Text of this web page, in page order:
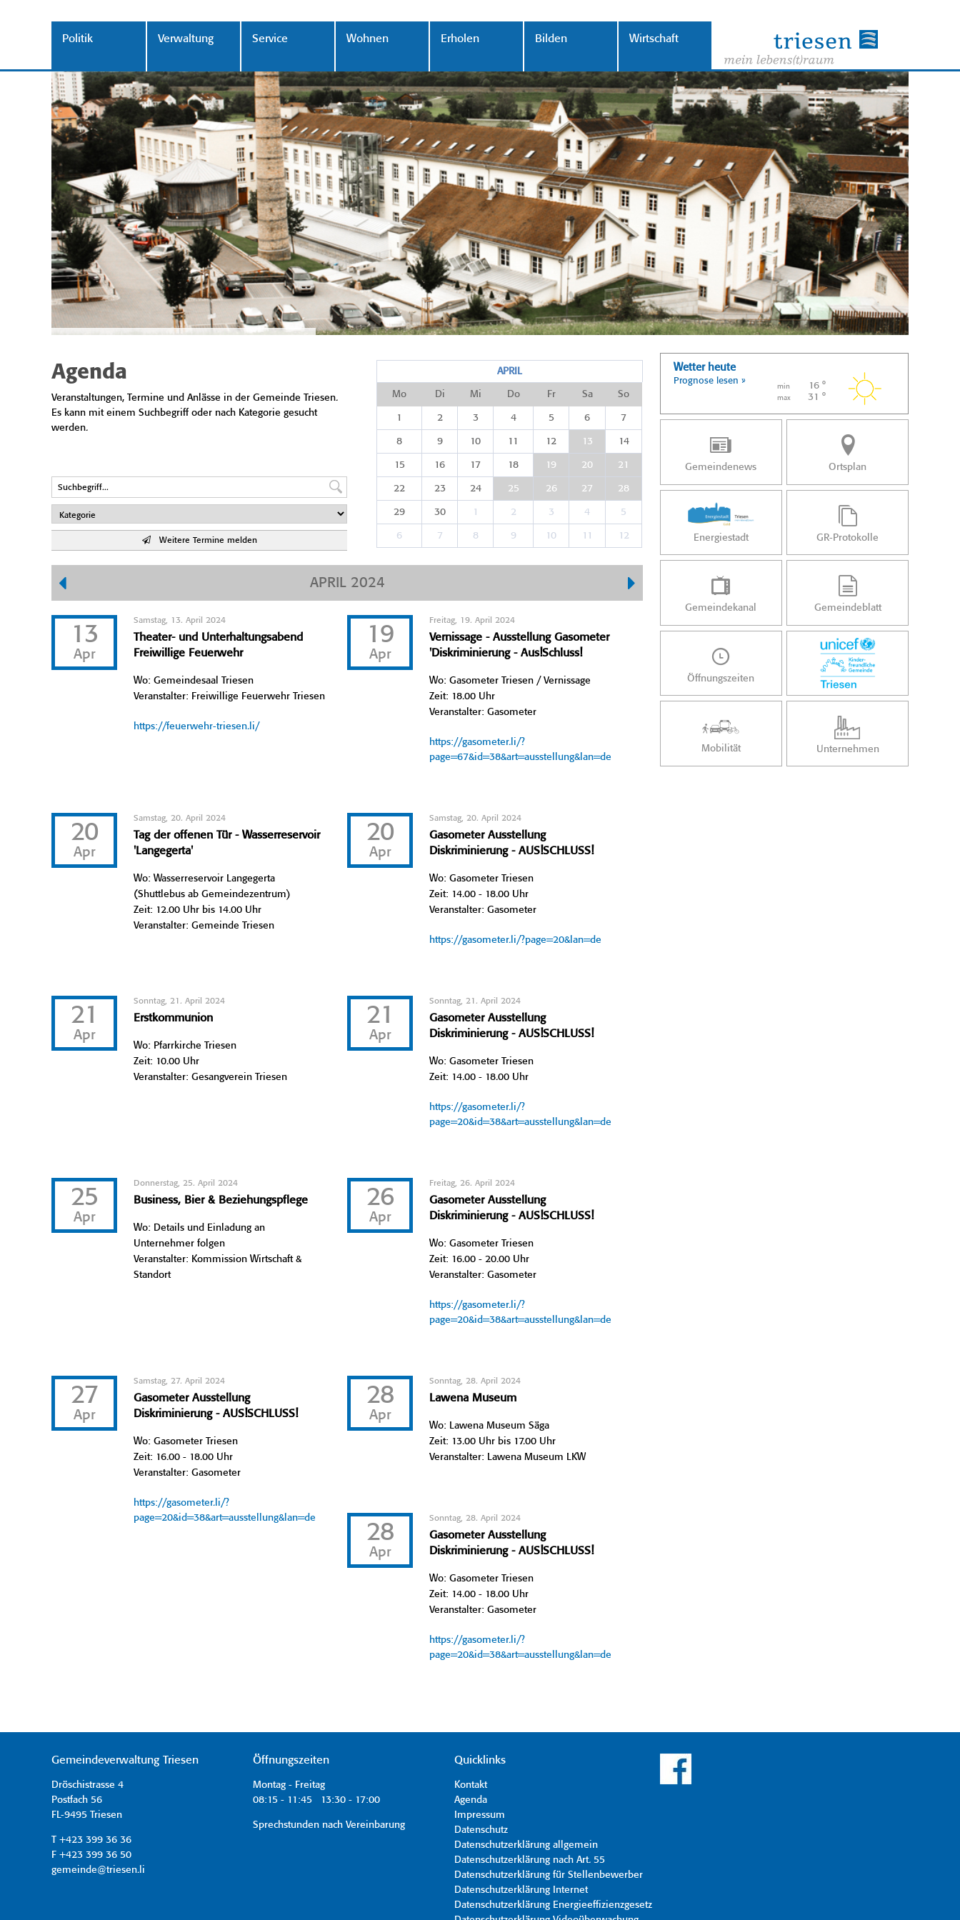
Politik Verwaltung Service Wohnen Erholen Bilden Wirtschaft
Agenda
Veranstaltungen, Termine und Anlässe in der Gemeinde Triesen.
Es kann mit einem Suchbegriff oder nach Kategorie gesucht
werden.
Weitere Termine melden
APRIL
Mo Di Mi Do Fr Sa So
1 2 3 4 5 6 7
8 9 10 11 12 13 14
15 16 17 18 19 20 21
22 23 24 25 26 27 28
29 30 1 2 3 4 5
6 7 8 9 10 11 12
APRIL 2024
13
Apr
Samstag, 13. April 2024
Theater- und Unterhaltungsabend
Freiwillige Feuerwehr
Wo: Gemeindesaal Triesen
Veranstalter: Freiwillige Feuerwehr Triesen
https://feuerwehr-triesen.li/
19
Apr
Freitag, 19. April 2024
Vernissage - Ausstellung Gasometer
'Diskriminierung - Aus!Schluss!
Wo: Gasometer Triesen / Vernissage
Zeit: 18.00 Uhr
Veranstalter: Gasometer
https://gasometer.li/?
page=67&id=38&art=ausstellung&lan=de
20
Apr
Samstag, 20. April 2024
Tag der offenen Tür - Wasserreservoir
'Langegerta'
Wo: Wasserreservoir Langegerta
(Shuttlebus ab Gemeindezentrum)
Zeit: 12.00 Uhr bis 14.00 Uhr
Veranstalter: Gemeinde Triesen
20
Apr
Samstag, 20. April 2024
Gasometer Ausstellung
Diskriminierung - AUS!SCHLUSS!
Wo: Gasometer Triesen
Zeit: 14.00 - 18.00 Uhr
Veranstalter: Gasometer
https://gasometer.li/?page=20&lan=de
21
Apr
Sonntag, 21. April 2024
Erstkommunion
Wo: Pfarrkirche Triesen
Zeit: 10.00 Uhr
Veranstalter: Gesangverein Triesen
21
Apr
Sonntag, 21. April 2024
Gasometer Ausstellung
Diskriminierung - AUS!SCHLUSS!
Wo: Gasometer Triesen
Zeit: 14.00 - 18.00 Uhr
https://gasometer.li/?
page=20&id=38&art=ausstellung&lan=de
25
Apr
Donnerstag, 25. April 2024
Business, Bier & Beziehungspflege
Wo: Details und Einladung an
Unternehmer folgen
Veranstalter: Kommission Wirtschaft &
Standort
26
Apr
Freitag, 26. April 2024
Gasometer Ausstellung
Diskriminierung - AUS!SCHLUSS!
Wo: Gasometer Triesen
Zeit: 16.00 - 20.00 Uhr
Veranstalter: Gasometer
https://gasometer.li/?
page=20&id=38&art=ausstellung&lan=de
27
Apr
Samstag, 27. April 2024
Gasometer Ausstellung
Diskriminierung - AUS!SCHLUSS!
Wo: Gasometer Triesen
Zeit: 16.00 - 18.00 Uhr
Veranstalter: Gasometer
https://gasometer.li/?
page=20&id=38&art=ausstellung&lan=de
28
Apr
Sonntag, 28. April 2024
Lawena Museum
Wo: Lawena Museum Säga
Zeit: 13.00 Uhr bis 17.00 Uhr
Veranstalter: Lawena Museum LKW
28
Apr
Sonntag, 28. April 2024
Gasometer Ausstellung
Diskriminierung - AUS!SCHLUSS!
Wo: Gasometer Triesen
Zeit: 14.00 - 18.00 Uhr
Veranstalter: Gasometer
https://gasometer.li/?
page=20&id=38&art=ausstellung&lan=de
Wetter heute
Prognose lesen »
min 16 °
max 31 °
Gemeindenews Ortsplan
Energiestadt GR-Protokolle
Gemeindekanal Gemeindeblatt
Öffnungszeiten
Mobilität Unternehmen
Gemeindeverwaltung Triesen
Dröschistrasse 4
Postfach 56
FL-9495 Triesen
T +423 399 36 36
F +423 399 36 50
gemeinde@triesen.li
Öffnungszeiten
Montag - Freitag
08:15 - 11:45 13:30 - 17:00
Sprechstunden nach Vereinbarung
Quicklinks
Kontakt
Agenda
Impressum
Datenschutz
Datenschutzerklärung allgemein
Datenschutzerklärung nach Art. 55
Datenschutzerklärung für Stellenbewerber
Datenschutzerklärung Internet
Datenschutzerklärung Energieeffizienzgesetz